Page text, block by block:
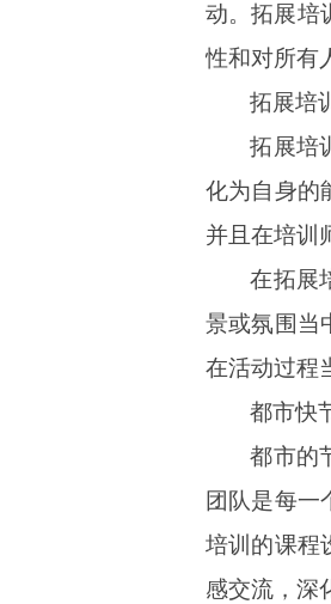
动。拓展培
性和对所有
拓展培
拓展培
化为自身的
并且在培训
在拓展
景或氛围当
在活动过程
都市快
都市的
团队是每一
培训的课程
感交流，深